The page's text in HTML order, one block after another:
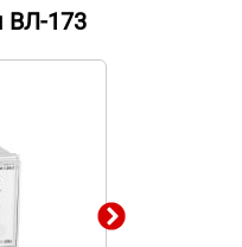
ВЛ-173